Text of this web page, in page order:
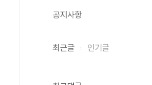
공지사항
최근글 인기글